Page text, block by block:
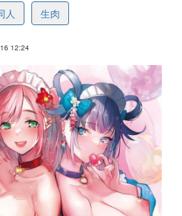
人 生肉
12:24